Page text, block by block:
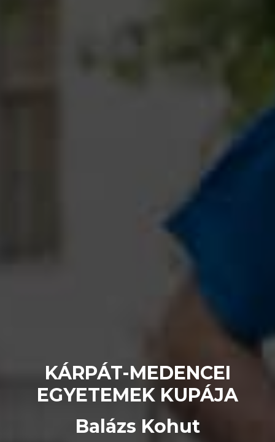
KÁRPÁT-MEDENCEI
EGYETEMEK KUPÁJA
Balázs Kohut